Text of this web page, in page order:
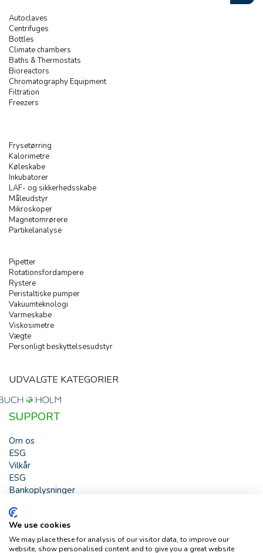
Autoclaves
Centrifuges
Bottles
Climate chambers
Baths & Thermostats
Bioreactors
Chromatography Equipment
Filtration
Freezers
Frysetørring
Kalorimetre
Køleskabe
Inkubatorer
LAF- og sikkerhedsskabe
Måleudstyr
Mikroskoper
Magnetomrørere
Partikelanalyse
Pipetter
Rotationsfordampere
Rystere
Peristaltiske pumper
Vakuumteknologi
Varmeskabe
Viskosimetre
Vægte
Personligt beskyttelsesudstyr
UDVALGTE KATEGORIER
SUPPORT
Om os
ESG
Vilkår
ESG
Bankoplysninger
HJÆLP
Buch & Holm A/S - Marielundvej 39 - DK-2730 Herlev -
Tlf. +45 44 54 00 00 - e-mail:b-h@buch-holm.dk- CVR-nr.:
We use cookies
We may place these for analysis of our visitor data, to improve our
website, show personalised content and to give you a great website